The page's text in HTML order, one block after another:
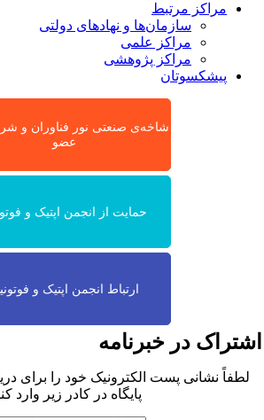
مراکز مرتبط
سازمان‌ها و نهادهای دولتی
مراکز علمی
مراکز پژوهشی
پیشکسوتان
شاخه‌ی صنعتی نور فناوران و
عضو
حمایت از انجمن اپتیک و
ارتباط انجمن اپتیک و فوتونیک
در خبرنامه
لطفاً نشانی پست الکترونیک خود را برای
پایگاه در کادر زیر وارد